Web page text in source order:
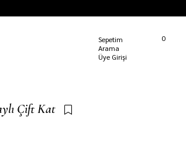
Sepetim
0
Üye Girişi
Çift Kat